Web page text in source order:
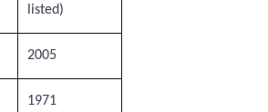
listed)
2005
1971